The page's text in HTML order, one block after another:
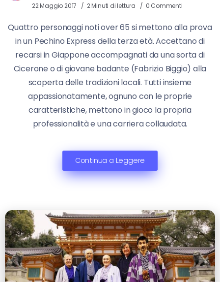
22 Maggio 2017 2 Minuti di lettura 0 Commenti
Quattro personaggi noti over 65 si mettono alla prova
in un Pechino Express della terza età. Accettano di
recarsi in Giappone accompagnati da una sorta di
Cicerone o di giovane badante (Fabrizio Biggio) alla
scoperta delle tradizioni locali. Tutti insieme
appassionatamente, ognuno con le proprie
caratteristiche, mettono in gioco la propria
professionalità e una carriera collaudata.
Continua a Leggere